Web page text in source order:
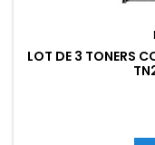
LOT DE 3 TONERS